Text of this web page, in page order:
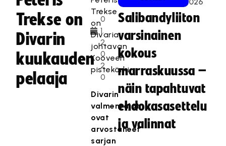
Trekse on
Divarin
kuukauden
pelaaja
.
0
1.
2
0
2
0
Trekse
on
Divaria
johtavan
Kooveen
pistekärki.
Divarin
valmentajat
ovat
arvostaneet
sarjan
Salibandyliiton
varsinainen
kokous
marraskuussa –
näin tapahtuvat
ehdokasasettelu
ja valinnat